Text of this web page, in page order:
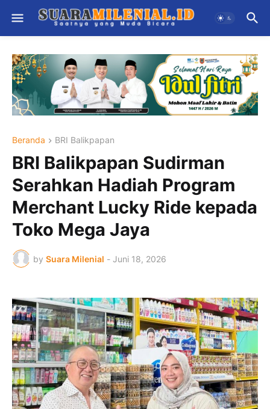
Beranda BRI Balikpapan
BRI Balikpapan Sudirman
Serahkan Hadiah Program
Merchant Lucky Ride kepada
Toko Mega Jaya
by Suara Milenial - Juni 18, 2026